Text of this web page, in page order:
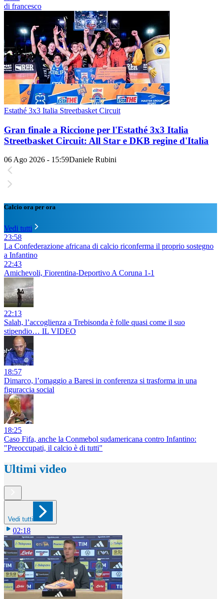
di francesco
Estathé 3x3 Italia Streetbasket Circuit
Gran finale a Riccione per l'Estathé 3x3 Italia
Streetbasket Circuit: All Star e DKB regine d'Italia
06 Ago 2026 - 15:59Daniele Rubini
Calcio ora per ora
Vedi tutti
23:58
La Confederazione africana di calcio riconferma il proprio sostegno
a Infantino
22:43
Amichevoli, Fiorentina-Deportivo A Coruna 1-1
22:13
Salah, l’accoglienza a Trebisonda è folle quasi come il suo
stipendio… IL VIDEO
18:57
Dimarco, l’omaggio a Baresi in conferenza si trasforma in una
figuraccia social
18:25
Caso Fifa, anche la Conmebol sudamericana contro Infantino:
"Preoccupati, il calcio è di tutti"
Ultimi video
Vedi tutti
02:18